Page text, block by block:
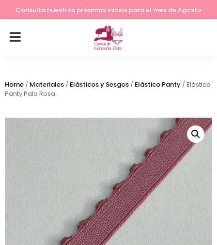
Consulta nuestros próximos inicios para el mes de Agosto
Lleva tu costura a otro nivel
Home / Materiales / Elásticos y Sesgos / Elástico Panty / Elástico
Panty Palo Rosa